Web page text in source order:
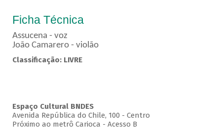
Ficha Técnica
Assucena - voz
João Camarero - violão
Classificação: LIVRE
Espaço Cultural BNDES
Avenida República do Chile, 100 - Centro
Próximo ao metrô Carioca - Acesso B